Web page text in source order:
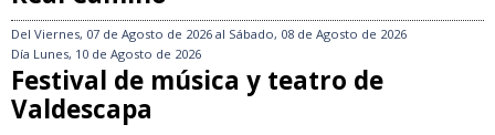
Del Viernes, 07 de Agosto de 2026 al Sábado, 08 de Agosto de 2026
Día Lunes, 10 de Agosto de 2026
Festival de música y teatro de
Valdescapa